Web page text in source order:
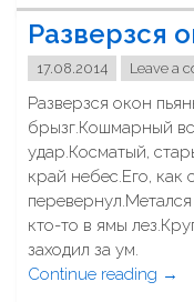
ш
е
н
а
Г
С
т
о
ж
е
н
у
ж
о
Разверзся
17.08.2014 Leave a
Разверзся окон
брызг.Кошмарный
удар.Косматый,
край небес.Его, как
кто-то в ямы
заходил за ум.
Continue reading "→